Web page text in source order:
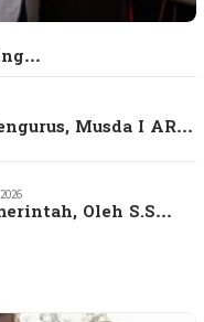
Musda I AR…
Oleh S.S…